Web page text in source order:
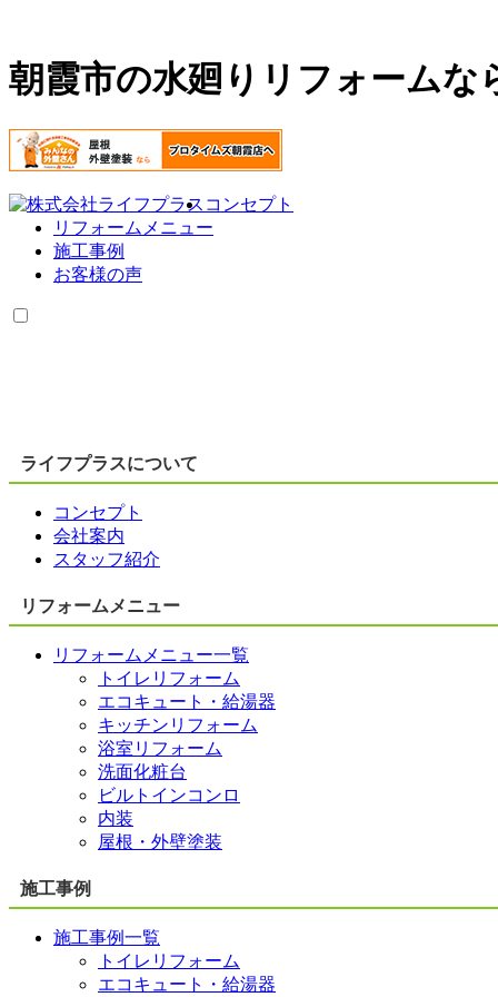
朝霞市の水廻りリフォームな
コンセプト
リフォームメニュー
施工事例
お客様の声
ライフプラスについて
コンセプト
会社案内
スタッフ紹介
リフォームメニュー
リフォームメニュー一覧
トイレリフォーム
エコキュート・給湯器
キッチンリフォーム
浴室リフォーム
洗面化粧台
ビルトインコンロ
内装
屋根・外壁塗装
施工事例
施工事例一覧
トイレリフォーム
エコキュート・給湯器